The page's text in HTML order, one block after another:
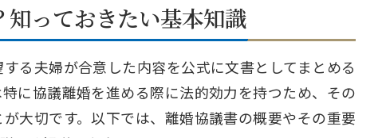
知っておきたい基本知識
る夫婦が合意した内容を公式に文書としてまとめる
に協議離婚を進める際に法的効力を持つため、その
大切です。以下では、離婚協議書の概要やその重要